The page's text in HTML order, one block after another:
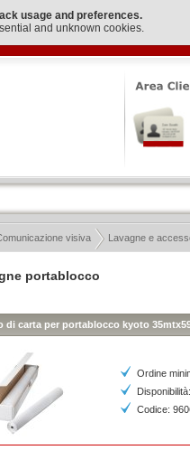
usage and preferences.
and unknown cookies.
portablocco
di carta per portablocco kyoto
Ordine
Codice:
visiva Lavagne e